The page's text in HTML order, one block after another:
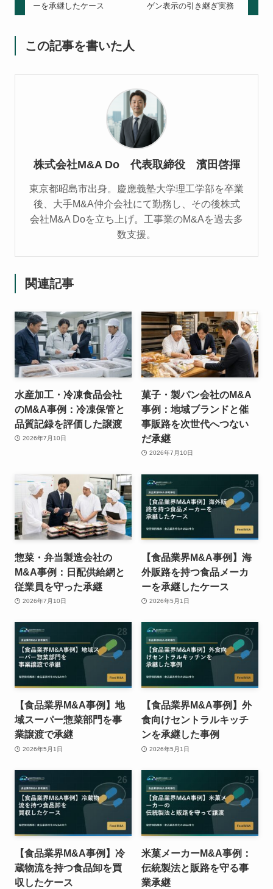
ーを承継したケース
ゲン表示の引き継ぎ実務
この記事を書いた人
株式会社M&A Do 代表取締役 濱田啓揮
東京都昭島市出身。慶應義塾大学理工学部を卒業
後、大手M&A仲介会社にて勤務し、その後株式
会社M&A Doを立ち上げ。工事業のM&Aを過去多
数支援。
関連記事
水産加工・冷凍食品会社
のM&A事例：冷凍保管と
品質記録を評価した譲渡
2026年7月10日
菓子・製パン会社のM&A
事例：地域ブランドと催
事販路を次世代へつない
だ承継
2026年7月10日
惣菜・弁当製造会社の
M&A事例：日配供給網と
従業員を守った承継
2026年7月10日
【食品業界M&A事例】海
外販路を持つ食品メーカ
ーを承継したケース
2026年5月1日
【食品業界M&A事例】地
域スーパー惣菜部門を事
業譲渡で承継
2026年5月1日
【食品業界M&A事例】外
食向けセントラルキッチ
ンを承継した事例
2026年5月1日
【食品業界M&A事例】冷
蔵物流を持つ食品卸を買
収したケース
米菓メーカーM&A事例：
伝統製法と販路を守る事
業承継